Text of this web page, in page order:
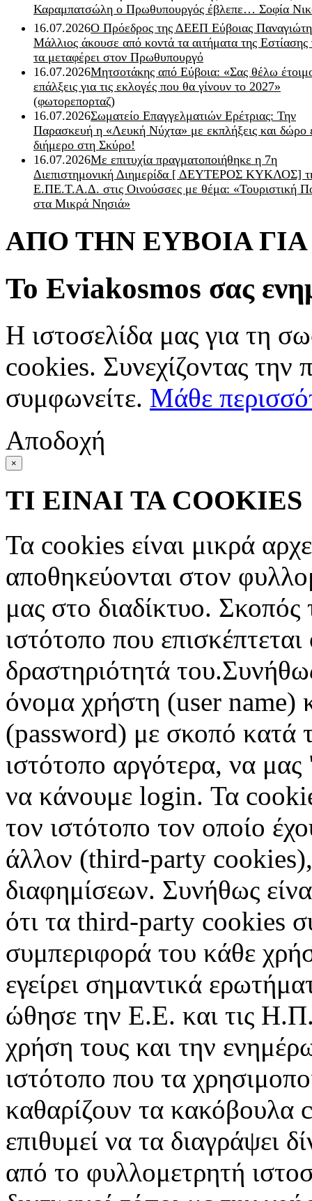
Καραμπατσώλη ο Πρωθυπουργός έβλεπε… Σοφία
16.07.2026Ο Πρόεδρος της ΔΕΕΠ Εύβοιας
Μάλλιος άκουσε από κοντά τα αιτήματα της Εστίασης
τα μεταφέρει στον Πρωθυπουργό
16.07.2026Μητσοτάκης από Εύβοια: «Σας θέλω
επάλξεις για τις εκλογές που θα γίνουν το 2027»
(φωτορεπορταζ)
16.07.2026Σωματείο Επαγγελματιών Ερέτριας: Την
Παρασκευή η «Λευκή Νύχτα» με εκπλήξεις και δώρο
διήμερο στη Σκύρο!
16.07.2026Με επιτυχία πραγματοποιήθηκε η 7η
Διεπιστημονική Διημερίδα [ ΔEYΤΕΡΟΣ ΚΥΚΛΟΣ]
Ε.ΠΕ.Τ.Α.Δ. στις Οινούσσες με θέμα: «Τουριστική
στα Μικρά Νησιά»
ΑΠΟ ΤΗΝ ΕΥΒΟΙΑ
Το Eviakosmos σας
Η ιστοσελίδα μας για τη
cookies. Συνεχίζοντας την
συμφωνείτε. Μάθε
Αποδοχή
×
ΤΙ ΕΙΝΑΙ ΤΑ COOKIES
Τα cookies είναι μικρά
αποθηκεύονται στον
μας στο διαδίκτυο. Σκοπός
ιστότοπο που
δραστηριότητά
όνομα χρήστη (user name)
(password) με σκοπό κατά
ιστότοπο αργότερα, να μας
να κάνουμε login. Τα
τον ιστότοπο τον οποίο
άλλον (third-party
διαφημίσεων. Συνήθως
ότι τα third-party cookies
συμπεριφορά του κάθε
εγείρει σημαντικά
ώθησε την Ε.Ε. και τις
χρήση τους και την
ιστότοπο που τα
καθαρίζουν τα κακόβουλα
επιθυμεί να τα διαγράψει
από το φυλλομετρητή